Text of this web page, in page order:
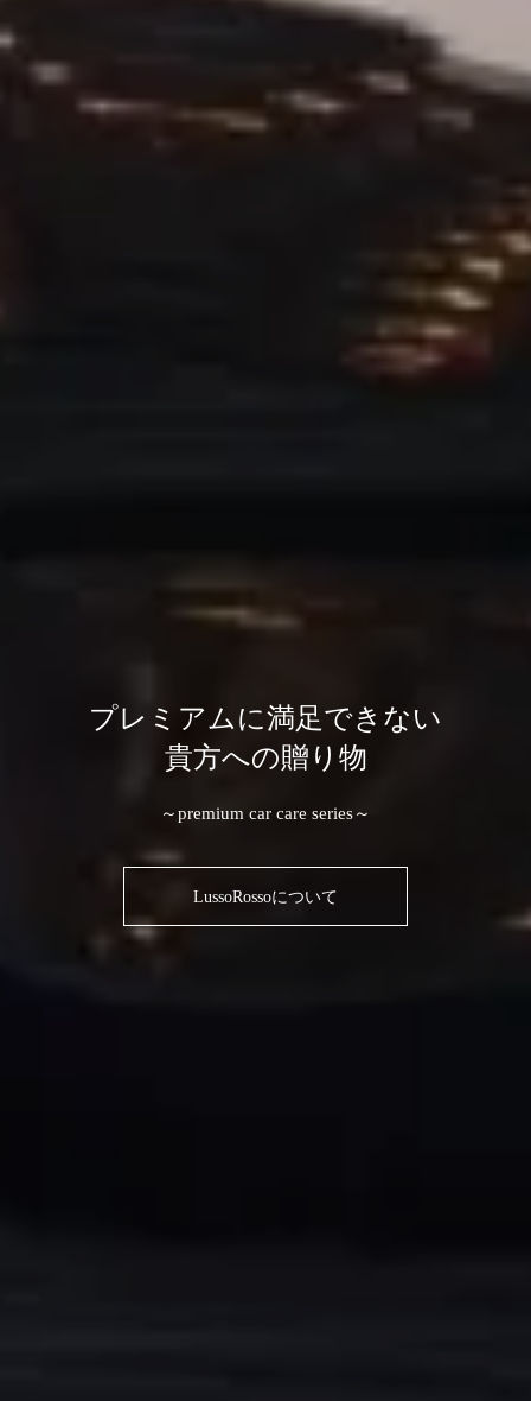
プレミアムに満足できない
貴方への贈り物
～premium car care series～
LussoRossoについて